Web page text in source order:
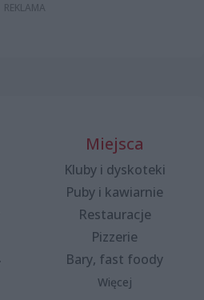
Miejsca
Kluby i dyskoteki
Puby i kawiarnie
Restauracje
Pizzerie
Bary, fast foody
Więcej